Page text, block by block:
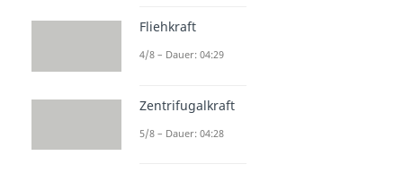
Fliehkraft
4/8 – Dauer: 04:29
Zentrifugalkraft
5/8 – Dauer: 04:28